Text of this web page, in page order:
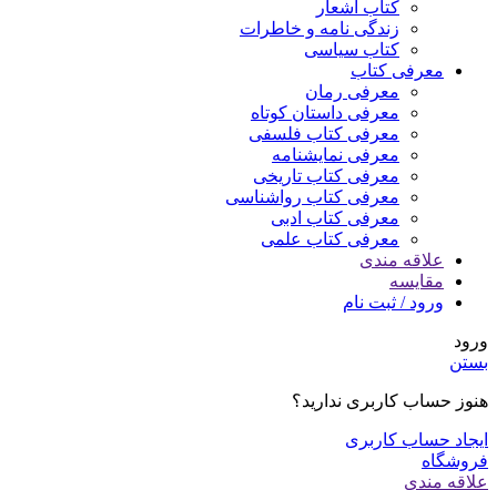
کتاب اشعار
زندگی نامه و خاطرات
کتاب سیاسی
معرفی کتاب
معرفی رمان
معرفی داستان کوتاه
معرفی کتاب فلسفی
معرفی نمایشنامه
معرفی کتاب تاریخی
معرفی کتاب رواشناسی
معرفی کتاب ادبی
معرفی کتاب علمی
علاقه مندی
مقایسه
ورود / ثبت نام
ورود
بستن
هنوز حساب کاربری ندارید؟
ایجاد حساب کاربری
فروشگاه
علاقه مندی